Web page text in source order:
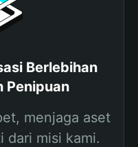
Berlebihan
Penipuan
menjaga aset
dari misi kami.